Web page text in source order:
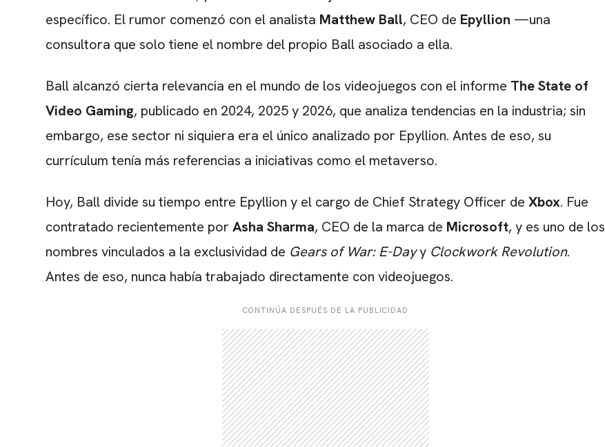
específico. El rumor comenzó con el analista Matthew Ball, CEO de Epyllion —una
consultora que solo tiene el nombre del propio Ball asociado a ella.
Ball alcanzó cierta relevancia en el mundo de los videojuegos con el informe The State of
Video Gaming, publicado en 2024, 2025 y 2026, que analiza tendencias en la industria; sin
embargo, ese sector ni siquiera era el único analizado por Epyllion. Antes de eso, su
currículum tenía más referencias a iniciativas como el metaverso.
Hoy, Ball divide su tiempo entre Epyllion y el cargo de Chief Strategy Officer de Xbox. Fue
contratado recientemente por Asha Sharma, CEO de la marca de Microsoft, y es uno de los
nombres vinculados a la exclusividad de Gears of War: E-Dayy Clockwork Revolution.
Antes de eso, nunca había trabajado directamente con videojuegos.
CONTINÚA DESPUÉS DE LA PUBLICIDAD